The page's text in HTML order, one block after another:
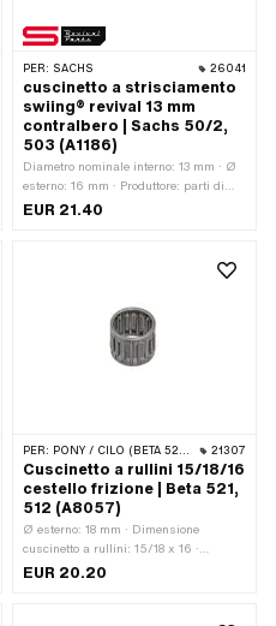
PER: SACHS 26041
cuscinetto a strisciamento
swiing® revival 13 mm
contralbero | Sachs 50/2,
503 (A1186)
Diametro nominale interno: 13 mm · Ø
esterno: 16 mm · Produttore: parti di
rilancio swiing® · Materiale:
Numero OEM Pony: A1186 · Sachs
EUR 21.40
PER: PONY / CILO (BETA 521 E 512) 21307
Cuscinetto a rullini 15/18/16
cestello frizione | Beta 521,
512 (A8057)
Ø esterno: 18 mm · Dimensione
cuscinetto a rullini: 15/18 x 16 ·
Larghezza: 16 mm · Gabbia del
EUR 20.20